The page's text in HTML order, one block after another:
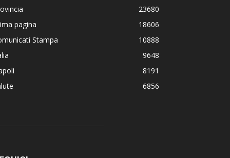
23680
pagina
18606
Stampa
10888
9648
8191
6856